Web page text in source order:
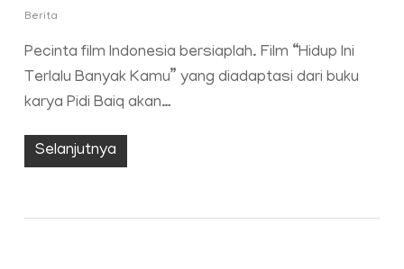
Berita
Pecinta film Indonesia bersiaplah. Film “Hidup Ini
Terlalu Banyak Kamu” yang diadaptasi dari buku
karya Pidi Baiq akan…
Selanjutnya